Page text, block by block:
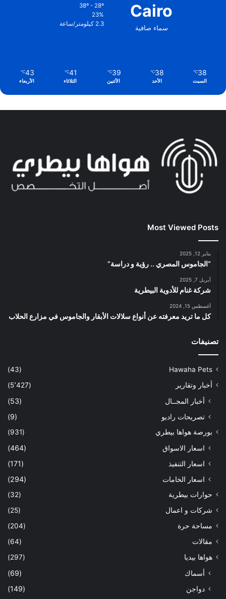
Cairo
سماء صافية
23%
2.3 كيلومتر/ساعة
38
℃
السبت
38
℃
الأحد
39
℃
الأثنين
41
℃
الثلاثاء
43
℃
الأربعاء
Most Viewed Posts
يناير 12, 2025
“الجاموس المصري .. رؤية و دراسة”
أبريل 7, 2025
شركة غنام للأدوية البيطرية
أغسطس 15, 2024
كل ما تريد معرفته عن أنواع سلالات الأبقار والجاموس في مزارع الحلاب
تصنيفات
Hawaha Pets
(43)
أخبار وتقارير
(5٬427)
أخبار المجــال
(53)
تصريحات راديو
(9)
بورصة هواها بيطري (931)
اسعار الاسواق
(464)
اسعار التنفيذ
(171)
اسعار الخامات
(294)
حوارات بيطرية
(32)
شركات و اعمال
(25)
مساحة حرة
(204)
مقالات
(64)
هواها بيديا
(297)
أسماك
(69)
دواجن
(149)